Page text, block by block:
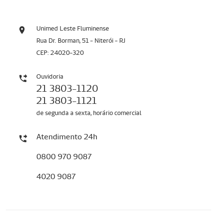
Unimed Leste Fluminense
Rua Dr. Borman, 51 - Niterói - RJ
CEP: 24020-320
Ouvidoria
21 3803-1120
21 3803-1121
de segunda a sexta, horário comercial
Atendimento 24h
0800 970 9087
4020 9087